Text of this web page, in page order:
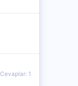
Cevaplar: 1